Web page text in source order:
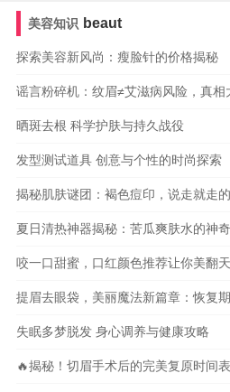
膏
美容知识 beaut
探索美容新风尚：瘦脸针的价格揭秘
谣言粉碎机：纹眉≠艾滋病风险，真相
晒斑去根 科学护肤与持久战役
发型测试道具 创意与个性的时尚探索
揭秘肌肤谜团：褐色痘印，说走就走
夏日清热神器揭秘：苦瓜爽肤水的神
咬一口甜蜜，口红颜色推荐让你美翻
提眉去眼袋，美丽魔法新篇章：恢复
失眠多梦脱发 身心调养与健康攻略
🔥揭秘！切眉手术后的完美复原时间